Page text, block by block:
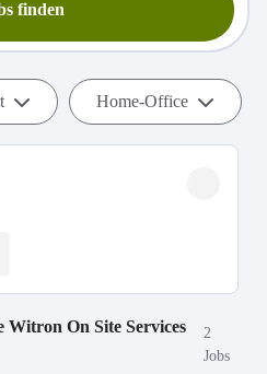
finden
Home-Office
Witron On Site Services
2
Jobs